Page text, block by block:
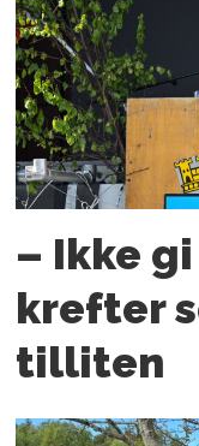
– Ikke
krefter
tilliten